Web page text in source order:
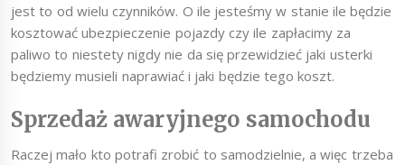
jest to od wielu czynników. O ile jesteśmy w stanie ile będzie
kosztować ubezpieczenie pojazdy czy ile zapłacimy za
paliwo to niestety nigdy nie da się przewidzieć jaki usterki
będziemy musieli naprawiać i jaki będzie tego koszt.
Sprzedaż awaryjnego samochodu
Raczej mało kto potrafi zrobić to samodzielnie, a więc trzeba